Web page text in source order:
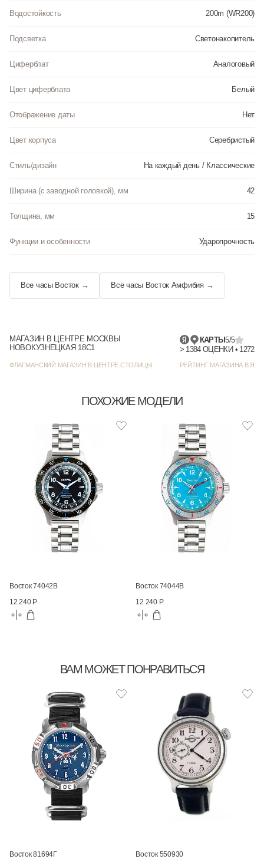
Водостойкость 200m (WR200)
Подсветка Светонакопитель
Циферблат Аналоговый
Цвет циферблата Белый
Отображение даты Нет
Цвет корпуса Серебристый
Стиль/дизайн На каждый день / Классические
Ширина (с заводной головкой), мм 42
Толщина, мм 15
Функции и особенности Ударопрочность
Все часы Восток → Все часы Восток Амфибия →
МАГАЗИН В ЦЕНТРЕ МОСКВЫ
НОВОКУЗНЕЦКАЯ 18С1
ФЛАГМАНСКИЙ МАГАЗИН В ЦЕНТРЕ СТОЛИЦЫ
КАРТЫ5/5
РЕЙТИНГ МАГАЗИНА В
ПОХОЖИЕ МОДЕЛИ
Восток 74042В
12 240 Р
Восток 74044В
12 240 Р
ВАМ МОЖЕТ ПОНРАВИТЬСЯ
Восток 81694Г Восток 550930